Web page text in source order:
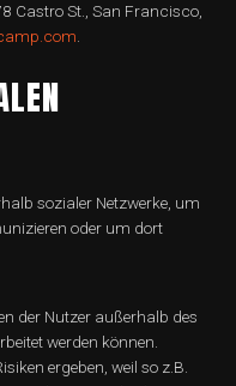
Castro St., San Francisco,
sozialer Netzwerke, um
oder um dort
der Nutzer außerhalb des
werden können.
ergeben, weil so z.B.